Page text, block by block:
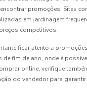
promoções. Sites
em jardinagem
competitivos.
ficar atento a
de fim de ano, onde é
online, verifique
do vendedor para